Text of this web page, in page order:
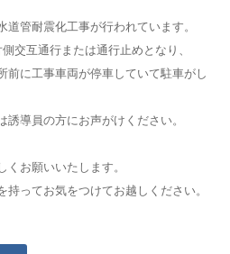
管耐震化工事が行われています。
交互通行または通行止めとなり、
前に工事車両が停車していて駐車がし
導員の方にお声がけください。
お願いいたします。
ってお気をつけてお越しください。